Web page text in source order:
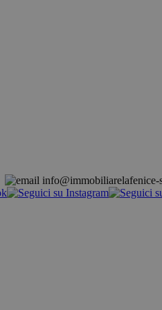
info@immobiliarelafenice-